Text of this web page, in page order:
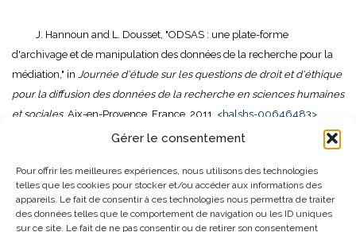
Gérer le consentement
Pour offrir les meilleures expériences, nous utilisons des technologies
telles que les cookies pour stocker et/ou accéder aux informations des
appareils. Le fait de consentir à ces technologies nous permettra de traiter
des données telles que le comportement de navigation ou les ID uniques
sur ce site. Le fait de ne pas consentir ou de retirer son consentement
J. Hannoun and L. Dousset, "ODSAS : une plate-forme
d'archivage et de manipulation des données de la recherche pour la
médiation," in Journée d'étude sur les questions de droit et d'éthique
pour la diffusion des données de la recherche en sciences humaines
et sociales, Aix-en-Provence, France, 2011. <halshs-00646483>